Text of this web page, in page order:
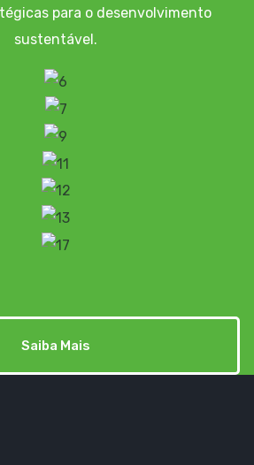
para o desenvolvimento
sustentável.
Saiba Mais